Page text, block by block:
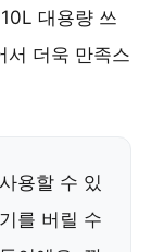
대용량 쓰
서 더욱 만족스
용할 수 있
를 버릴 수